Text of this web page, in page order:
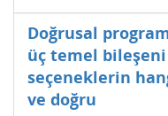
Doğrusal
üç temel bileşeni
seçeneklerin
ve doğru